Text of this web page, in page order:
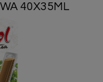
40X35ML